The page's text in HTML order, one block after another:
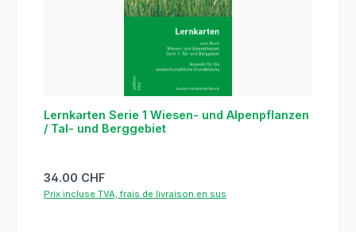
Lernkarten Serie 1 Wiesen- und Alpenpflanzen
/ Tal- und Berggebiet
Prix régulier :
34.00 CHF
Prix incluse TVA, frais de livraison en sus